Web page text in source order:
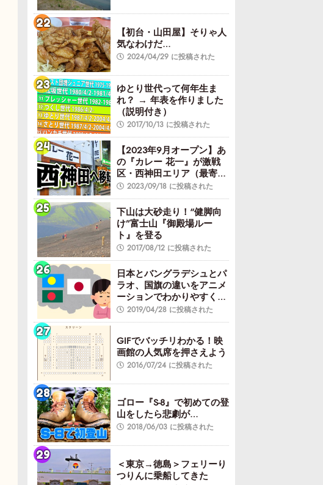
【初台・山田屋】そりゃ人
気なわけだ…
2024/04/29 に投稿された
ゆとり世代って何年生ま
れ？ → 年表を作りました
（説明付き）
2017/10/13 に投稿された
【2023年9月オープン】あ
の『カレー 花一』が激戦
区・西神田エリア（最寄り
駅：水道橋駅／神保町駅）
へ移転！
2023/09/18 に投稿された
下山は大砂走り！“健脚向
け”富士山『御殿場ルー
ト』を登る
2017/08/12 に投稿された
日本とバングラデシュとパ
ラオ、国旗の違いをアニメ
ーションでわかりやすくし
てみた
2019/04/28 に投稿された
GIFでバッチリわかる！映
画館の人気席を押さえよう
2016/07/24 に投稿された
ゴロー『S-8』で初めての登
山をしたら悲劇が…
2018/06/03 に投稿された
＜東京→徳島＞フェリーり
つりんに乗船してきた